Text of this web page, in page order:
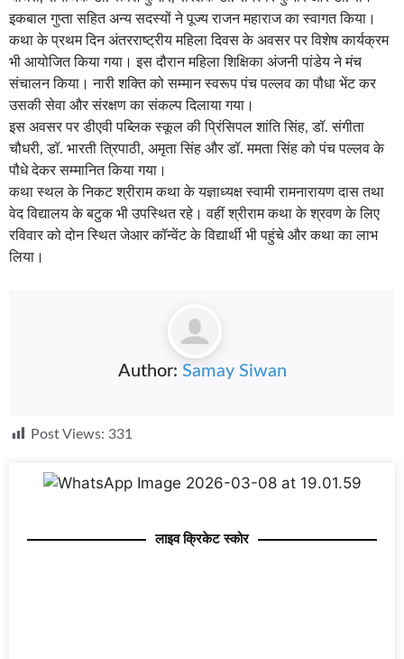
इकबाल गुप्ता सहित अन्य सदस्यों ने पूज्य राजन महाराज का स्वागत किया।
कथा के प्रथम दिन अंतरराष्ट्रीय महिला दिवस के अवसर पर विशेष कार्यक्रम
भी आयोजित किया गया। इस दौरान महिला शिक्षिका अंजनी पांडेय ने मंच
संचालन किया। नारी शक्ति को सम्मान स्वरूप पंच पल्लव का पौधा भेंट कर
उसकी सेवा और संरक्षण का संकल्प दिलाया गया।
इस अवसर पर डीएवी पब्लिक स्कूल की प्रिंसिपल शांति सिंह, डॉ. संगीता
चौधरी, डॉ. भारती त्रिपाठी, अमृता सिंह और डॉ. ममता सिंह को पंच पल्लव के
पौधे देकर सम्मानित किया गया।
कथा स्थल के निकट श्रीराम कथा के यज्ञाध्यक्ष स्वामी रामनारायण दास तथा
वेद विद्यालय के बटुक भी उपस्थित रहे। वहीं श्रीराम कथा के श्रवण के लिए
रविवार को दोन स्थित जेआर कॉन्वेंट के विद्यार्थी भी पहुंचे और कथा का लाभ
लिया।
Author: Samay Siwan
Post Views: 331
लाइव क्रिकेट स्कोर